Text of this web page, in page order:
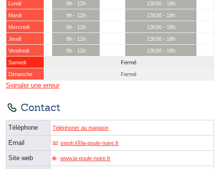
Lundi 9h - 12h
13h30 - 18h
Mardi
9h - 12h
13h30 - 18h
Mercredi
9h - 12h
13h30 - 18h
Jeudi
9h - 12h
13h30 - 18h
Vendredi
9h - 12h
13h30 - 18h
Samedi
Fermé
Dimanche
Fermé
Signaler une erreur
Contact
Téléphone Téléphoner au magasin
Email steph.lⓐla-poule-noire.fr
Site web www.la-poule-noire.fr